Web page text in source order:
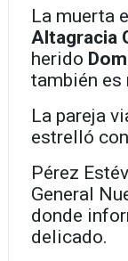
La muerta
Altagracia
herido
también es
La pareja
estrelló
Pérez
General
donde
delicado.